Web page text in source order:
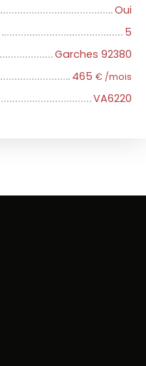
Oui
5
Garches 92380
465 € /mois
VA6220